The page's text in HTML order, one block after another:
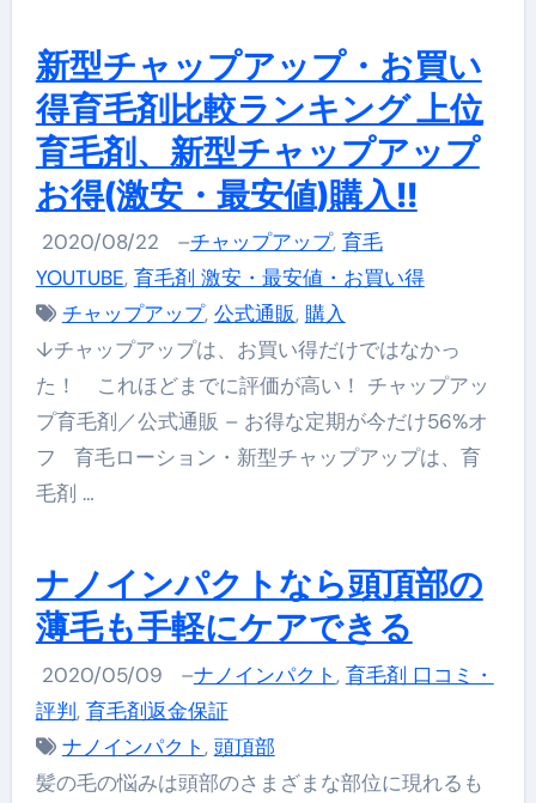
新型チャップアップ・お買い
得育毛剤比較ランキング 上位
育毛剤、新型チャップアップ
お得(激安・最安値)購入!!
2020/08/22 –チャップアップ, 育毛
YOUTUBE, 育毛剤 激安・最安値・お買い得
チャップアップ, 公式通販, 購入
↓チャップアップは、お買い得だけではなかっ
た！ これほどまでに評価が高い！ チャップアッ
プ育毛剤／公式通販 – お得な定期が今だけ56%オ
フ 育毛ローション・新型チャップアップは、育
毛剤 …
ナノインパクトなら頭頂部の
薄毛も手軽にケアできる
2020/05/09 –ナノインパクト, 育毛剤 口コミ・
評判, 育毛剤返金保証
ナノインパクト, 頭頂部
髪の毛の悩みは頭部のさまざまな部位に現れるも